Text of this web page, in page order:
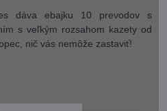
dáva ebajku 10 prevodov s
s veľkým rozsahom kazety od
nič vás nemôže zastaviť!